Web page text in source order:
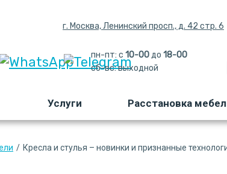
г. Москва, Ленинский просп., д. 42 стр. 6
пн-пт: с 10-00до 18-00
сб-вс:выходной
Услуги Расстановка
/ Кресла и стулья – новинки и признанные